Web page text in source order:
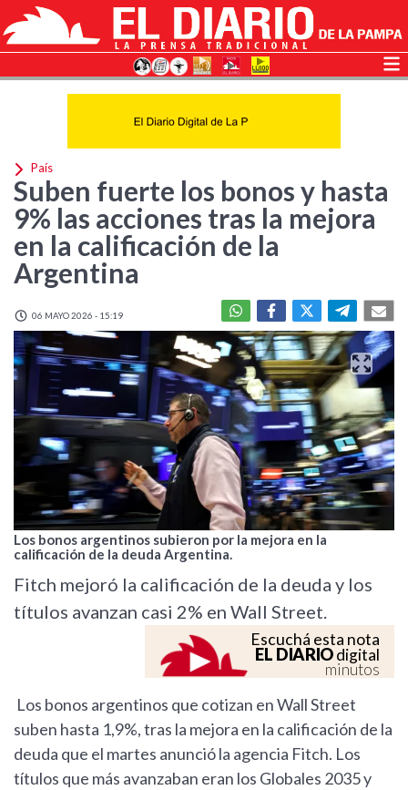
País
Suben fuerte los bonos y hasta
9% las acciones tras la mejora
en la calificación de la
Argentina
06 MAYO 2026 - 15:19
Los bonos argentinos subieron por la mejora en la
calificación de la deuda Argentina.
Fitch mejoró la calificación de la deuda y los
títulos avanzan casi 2% en Wall Street.
Escuchá esta nota
EL DIARIOdigital
minutos
Los bonos argentinos que cotizan en Wall Street
suben hasta 1,9%, tras la mejora en la calificación de la
deuda que el martes anunció la agencia Fitch. Los
títulos que más avanzaban eran los Globales 2035 y